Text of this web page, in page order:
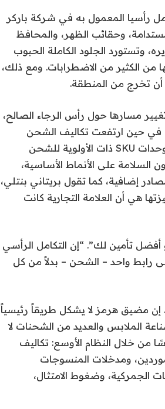
رأسيا المعمول به في شركة باركر
وحقائب الظهر، والمحافظ
وتستورد الجلود الكاملة الحبوب
من الكثير من الاضطرابات. ومع ذلك،
تخرج من المنطقة.
مسارها حول رأس الرجاء الصالح،
في حين ارتفعت تكاليف الشحن
الجوي. قامت شركة باركر كلاي بسحب الشحنات إلى الأمام، ووحدات SKU ذات الأولوية للشحن
السلامة على الأنماط الأساسية،
إضافية، كما تقول بريتاني بنتلي،
هي أن العلامة التجارية كانت
أفضل تأمين لك”. “إن التكامل الرأسي
رابط واحد – الشحن – بدلاً من كل
إن مضيق هرمز لا يشكل طريقاً رئيسياً
الملابس والعديد من الشحنات لا
من خلال النظام الأوسع: تكاليف
ومدخلات المنسوجات
الجمركية، وضغوط الامتثال،